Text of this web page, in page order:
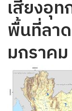
เสี่ยงอุท
พื้นที่ลาด
มกราค